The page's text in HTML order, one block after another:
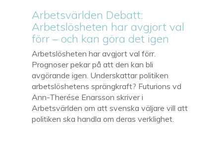
Arbetsvärlden Debatt:
Arbetslösheten har avgjort val
förr – och kan göra det igen
Arbetslösheten har avgjort val förr.
Prognoser pekar på att den kan bli
avgörande igen. Underskattar politiken
arbetslöshetens sprängkraft? Futurions vd
Ann-Therése Enarsson skriver i
Arbetsvärlden om att svenska väljare vill att
politiken ska handla om deras verklighet.